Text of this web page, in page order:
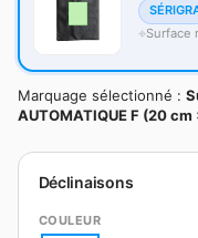
Surface
Marquage sélectionné :
AUTOMATIQUE F (20 cm
Déclinaisons
COULEUR